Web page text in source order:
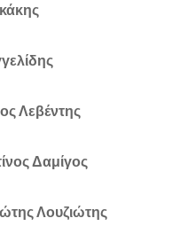
Λεβέντης
Δαμίγος
Λουζιώτης